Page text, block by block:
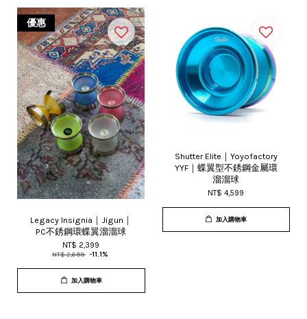
優惠
Legacy Insignia｜Jigun｜
PC不銹鋼環蝶翼溜溜球
NT$ 2,399
NT$ 2,699 -11.1%
加入購物車
Shutter Elite｜Yoyofactory
YYF｜蝶翼型不銹鋼金屬環
溜溜球
NT$ 4,599
加入購物車